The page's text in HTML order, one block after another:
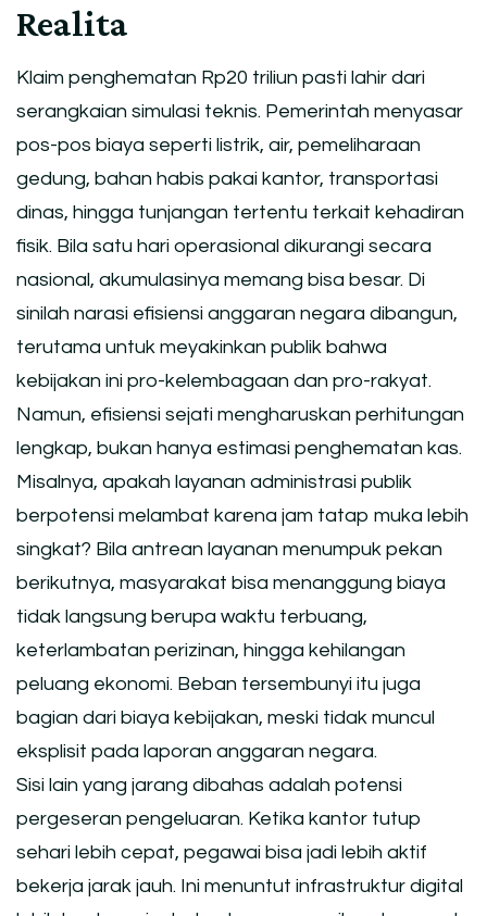
Realita
Klaim penghematan Rp20 triliun pasti lahir dari
serangkaian simulasi teknis. Pemerintah menyasar
pos-pos biaya seperti listrik, air, pemeliharaan
gedung, bahan habis pakai kantor, transportasi
dinas, hingga tunjangan tertentu terkait kehadiran
fisik. Bila satu hari operasional dikurangi secara
nasional, akumulasinya memang bisa besar. Di
sinilah narasi efisiensi anggaran negara dibangun,
terutama untuk meyakinkan publik bahwa
kebijakan ini pro-kelembagaan dan pro-rakyat.
Namun, efisiensi sejati mengharuskan perhitungan
lengkap, bukan hanya estimasi penghematan kas.
Misalnya, apakah layanan administrasi publik
berpotensi melambat karena jam tatap muka lebih
singkat? Bila antrean layanan menumpuk pekan
berikutnya, masyarakat bisa menanggung biaya
tidak langsung berupa waktu terbuang,
keterlambatan perizinan, hingga kehilangan
peluang ekonomi. Beban tersembunyi itu juga
bagian dari biaya kebijakan, meski tidak muncul
eksplisit pada laporan anggaran negara.
Sisi lain yang jarang dibahas adalah potensi
pergeseran pengeluaran. Ketika kantor tutup
sehari lebih cepat, pegawai bisa jadi lebih aktif
bekerja jarak jauh. Ini menuntut infrastruktur digital